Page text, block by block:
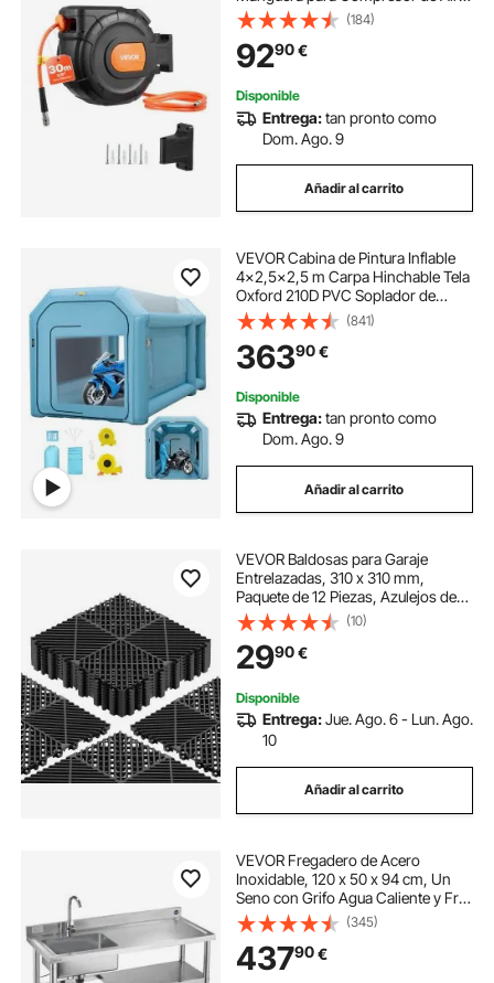
Presión Máxima de 300 PSI, con
Entrada de 2 m, Montaje en Pared
Giratorio de 180°, para Garaje, Taller
(184)
9290€
Disponible
Entrega:tan pronto como
Dom. Ago. 9
Añadir al carrito
VEVOR Cabina de Pintura Inflable
4x2,5x2,5 m Carpa Hinchable Tela
Oxford 210D PVC Soplador de
Inflado 680W Ventilador 330W
Cabina de Garaje Inflable Portátil
Azul Carpa para Automóvil
Camping Feria
(841)
36390€
Disponible
Entrega:tan pronto como
Dom. Ago. 9
Añadir al carrito
VEVOR Baldosas para Garaje
Entrelazadas, 310 x 310 mm,
Paquete de 12 Piezas, Azulejos de
Drenaje de Polipropileno,
Autoventilado, Antideslizante, Suelo
Modular para Cocina Piscina Baño,
Color Negro
(10)
2990€
Disponible
Entrega:Jue. Ago. 6 - Lun. Ago.
10
Añadir al carrito
VEVOR Fregadero de Acero
Inoxidable, 120 x 50 x 94 cm, Un
Seno con Grifo Agua Caliente y Fría
y 2 Compartimentos de
Almacenamiento, para Garaje o
Restaurante, Lavabo Exterior con
Encimera Derecha
(345)
43790€